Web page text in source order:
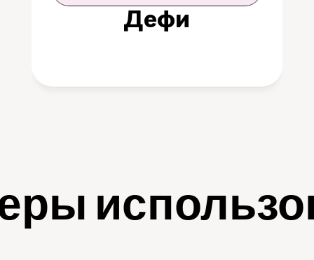
Дефи